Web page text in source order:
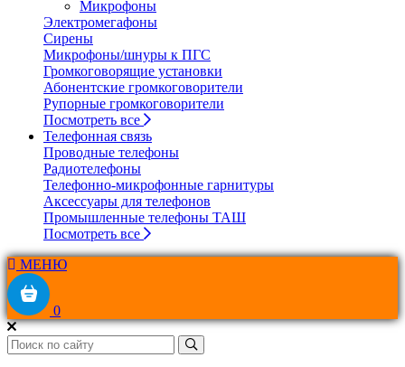
Микрофоны
Электромегафоны
Сирены
Микрофоны/шнуры к ПГС
Громкоговорящие установки
Абонентские громкоговорители
Рупорные громкоговорители
Посмотреть все
Телефонная связь
Проводные телефоны
Радиотелефоны
Телефонно-микрофонные гарнитуры
Аксессуары для телефонов
Промышленные телефоны ТАШ
Посмотреть все
МЕНЮ
0